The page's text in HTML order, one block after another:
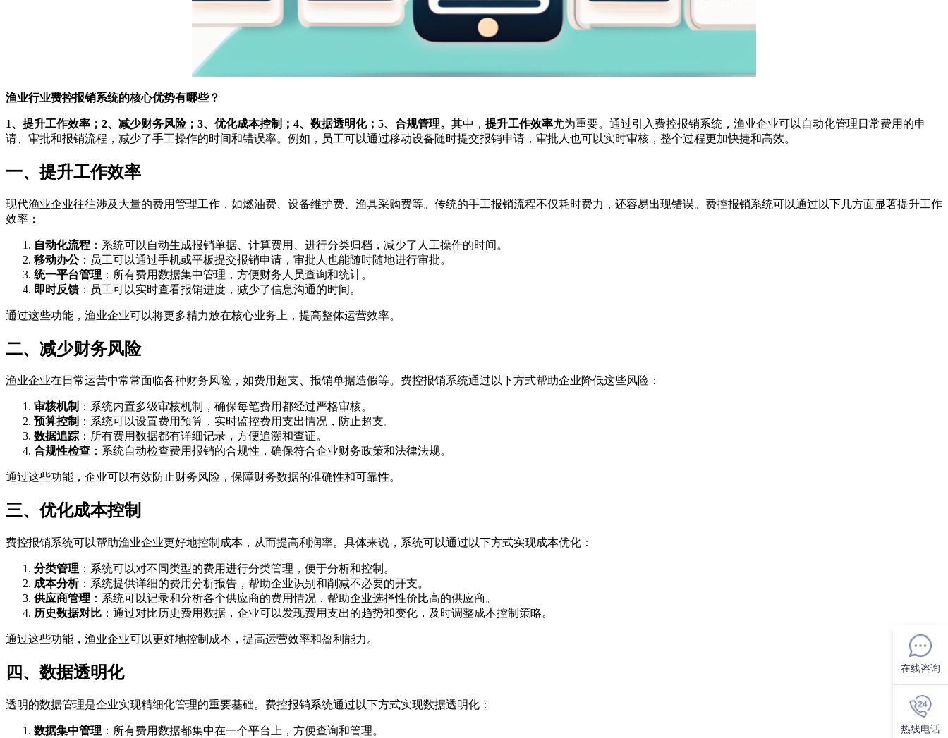
渔业行业费控报销系统的核心优势有哪些？
1、提升工作效率；2、减少财务风险；3、优化成本控制；4、数据透明化；5、合规管理。 其中， 提升工作效率尤为重要。通过引入费控报销系统，渔业企业可以自动化管理日常费用的申
请、审批和报销流程，减少了手工操作的时间和错误率。例如，员工可以通过移动设备随时提交报销申请，审批人也可以实时审核，整个过程更加快捷和高效。
一、提升工作效率
现代渔业企业往往涉及大量的费用管理工作，如燃油费、设备维护费、渔具采购费等。传统的手工报销流程不仅耗时费力，还容易出现错误。费控报销系统可以通过以下几方面显著提升工作
效率：
自动化流程 ：系统可以自动生成报销单据、计算费用、进行分类归档，减少了人工操作的时间。
移动办公：员工可以通过手机或平板提交报销申请，审批人也能随时随地进行审批。
统一平台管理 ：所有费用数据集中管理，方便财务人员查询和统计。
即时反馈 ：员工可以实时查看报销进度，减少了信息沟通的时间。
通过这些功能，渔业企业可以将更多精力放在核心业务上，提高整体运营效率。
二、减少财务风险
渔业企业在日常运营中常常面临各种财务风险，如费用超支、报销单据造假等。费控报销系统通过以下方式帮助企业降低这些风险：
审核机制 ：系统内置多级审核机制，确保每笔费用都经过严格审核。
预算控制 ：系统可以设置费用预算，实时监控费用支出情况，防止超支。
数据追踪 ：所有费用数据都有详细记录，方便追溯和查证。
合规性检查 ：系统自动检查费用报销的合规性，确保符合企业财务政策和法律法规。
通过这些功能，企业可以有效防止财务风险，保障财务数据的准确性和可靠性。
三、优化成本控制
费控报销系统可以帮助渔业企业更好地控制成本，从而提高利润率。具体来说，系统可以通过以下方式实现成本优化：
分类管理 ：系统可以对不同类型的费用进行分类管理，便于分析和控制。
成本分析：系统提供详细的费用分析报告，帮助企业识别和削减不必要的开支。
供应商管理 ：系统可以记录和分析各个供应商的费用情况，帮助企业选择性价比高的供应商。
历史数据对比 ：通过对比历史费用数据，企业可以发现费用支出的趋势和变化，及时调整成本控制策略。
通过这些功能，渔业企业可以更好地控制成本，提高运营效率和盈利能力。
四、数据透明化
透明的数据管理是企业实现精细化管理的重要基础。费控报销系统通过以下方式实现数据透明化：
数据集中管理 ：所有费用数据都集中在一个平台上，方便查询和管理。
在线咨询
热线电话